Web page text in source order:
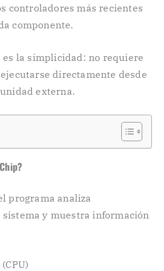
controladores más recientes
componente.
la simplicidad: no requiere
directamente desde
externa.
programa analiza
y muestra información